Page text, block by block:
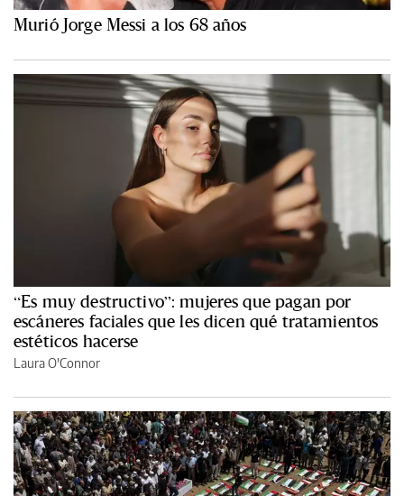
Murió Jorge Messi a los 68 años
“Es muy destructivo”: mujeres que pagan por
escáneres faciales que les dicen qué tratamientos
estéticos hacerse
Laura O'Connor